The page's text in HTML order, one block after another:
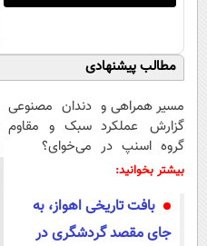
مطالب پیشنهادی
مسیر همراهی و
گزارش عملکرد
گروه اسنپ در
۱۴۰۴
دندان مصنوعی
سبک و مقاوم
می‌خوای؟
داریم!😍 | 📍
تهران
بیشتر بخوانید:
بافت تاریخی اهواز، به
جای مقصد گردشگری در